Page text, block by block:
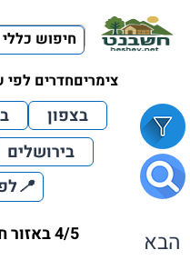
חיפוש כללי
צימריםחדרים
בצפון
בירושלים
📍
הבא 4/5 באזור חצור הגלילית